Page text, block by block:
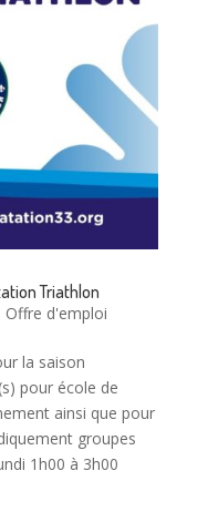
Triathlon
Offre d'emploi
la saison
pour école de
ainsi que pour
groupes
1h00 à 3h00